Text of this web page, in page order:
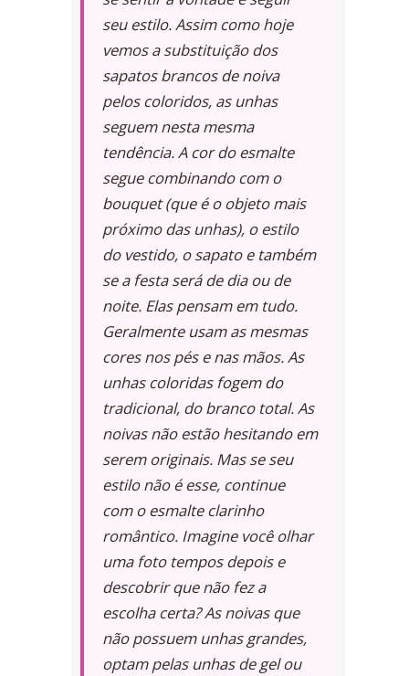
seu estilo. Assim como hoje
vemos a substituição dos
sapatos brancos de noiva
pelos coloridos, as unhas
seguem nesta mesma
tendência. A cor do esmalte
segue combinando com o
bouquet (que é o objeto mais
próximo das unhas), o estilo
do vestido, o sapato e também
se a festa será de dia ou de
noite. Elas pensam em tudo.
Geralmente usam as mesmas
cores nos pés e nas mãos. As
unhas coloridas fogem do
tradicional, do branco total. As
noivas não estão hesitando em
serem originais. Mas se seu
estilo não é esse, continue
com o esmalte clarinho
romântico. Imagine você olhar
uma foto tempos depois e
descobrir que não fez a
escolha certa? As noivas que
não possuem unhas grandes,
optam pelas unhas de gel ou